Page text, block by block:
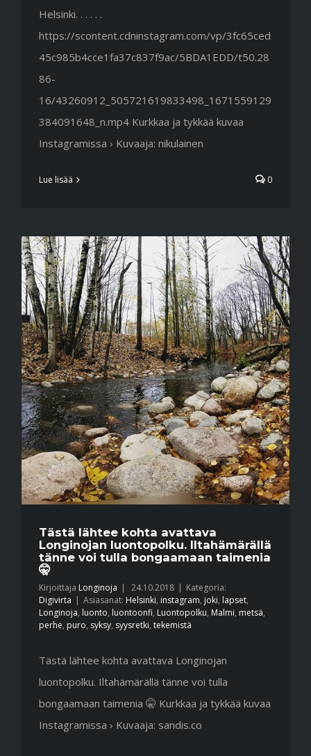
Helsinki. . . . . .
https://scontent.cdninstagram.com/vp/3fc65ced
45c985b4cce1fa37c837f9ac/5BDA1EDD/t50.28
86-
16/43260912_505721619833498_1671559129
384091648_n.mp4 Kurkkaa ja tykkää kuvaa
Instagramissa › Kuvaaja: nikulainen
Lue lisää 0
Tästä lähtee kohta avattava
Longinojan luontopolku. Iltahämärällä
tänne voi tulla bongaamaan taimenia
🤫
Kirjoittaja Longinoja | 24.10.2018 | Kategoria:
Digivirta | Asiasanat: Helsinki, instagram, joki, lapset,
Longinoja, luonto, luontoonfi, Luontopolku, Malmi, metsä,
perhe, puro, syksy, syysretki, tekemistä
Tästä lähtee kohta avattava Longinojan
luontopolku. Iltahämärällä tänne voi tulla
bongaamaan taimenia 🤫 Kurkkaa ja tykkää kuvaa
Instagramissa › Kuvaaja: sandis.co